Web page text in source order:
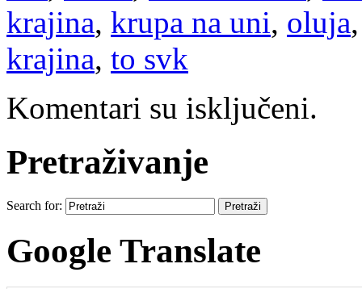
krajina, krupa na uni, oluja
krajina, to svk
Komentari su isključeni.
Pretraživanje
Search for:
Google Translate